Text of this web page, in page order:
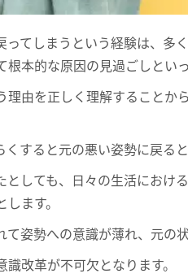
てしまうという経験は、多
本的な原因の見過ごしとい
由を正しく理解することから
すると元の悪い姿勢に戻る
しても、日々の生活におけ
ます。
姿勢への意識が薄れ、元の
改革が不可欠となります。